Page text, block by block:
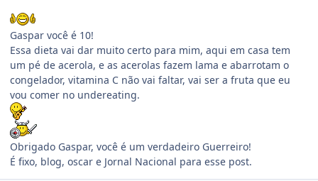
Gaspar você é 10!
Essa dieta vai dar muito certo para mim, aqui em casa tem
um pé de acerola, e as acerolas fazem lama e abarrotam o
congelador, vitamina C não vai faltar, vai ser a fruta que eu
vou comer no undereating.
Obrigado Gaspar, você é um verdadeiro Guerreiro!
É fixo, blog, oscar e Jornal Nacional para esse post.